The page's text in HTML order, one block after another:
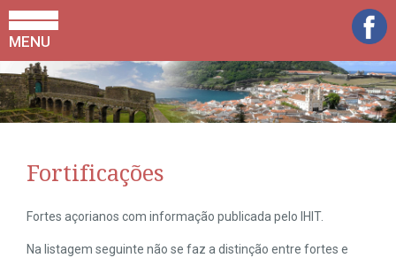
MENU
Fortificações
Fortes açorianos com informação publicada pelo IHIT.
Na listagem seguinte não se faz a distinção entre fortes e